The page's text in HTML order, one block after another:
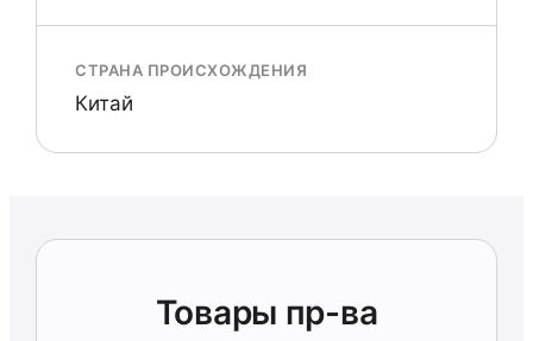
СТРАНА ПРОИСХОЖДЕНИЯ
Китай
Товары пр-ва